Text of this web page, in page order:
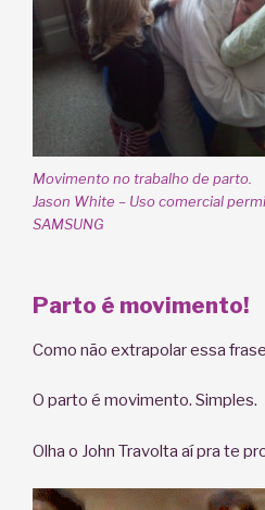
Movimento no trabalho de parto.
Jason White – Uso comercial
SAMSUNG
Parto é movimento!
Como não extrapolar essa
O parto é movimento. Simples.
Olha o John Travolta aí pra te